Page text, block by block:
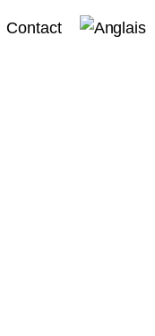
Contact